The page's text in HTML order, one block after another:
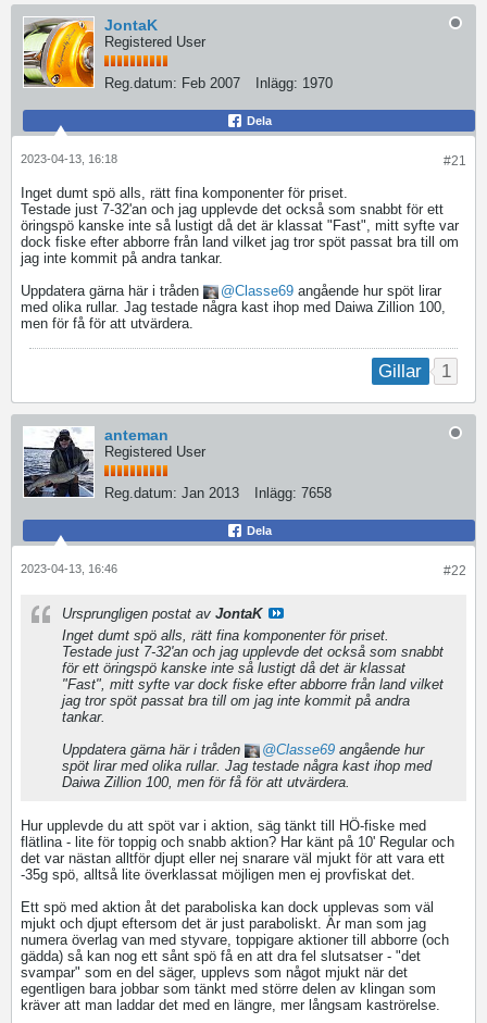
JontaK
Registered User
Reg.datum: Feb 2007 Inlägg: 1970
Dela
#21
2023-04-13, 16:18
Inget dumt spö alls, rätt fina komponenter för priset.
Testade just 7-32'an och jag upplevde det också som snabbt för ett
öringspö kanske inte så lustigt då det är klassat "Fast", mitt syfte var
dock fiske efter abborre från land vilket jag tror spöt passat bra till om
jag inte kommit på andra tankar.
Uppdatera gärna här i tråden
Classe69 angående hur spöt lirar
med olika rullar. Jag testade några kast ihop med Daiwa Zillion 100,
men för få för att utvärdera.
Gillar 1
anteman
Registered User
Reg.datum: Jan 2013 Inlägg: 7658
Dela
#22
2023-04-13, 16:46
Ursprungligen postat av JontaK
Inget dumt spö alls, rätt fina komponenter för priset.
Testade just 7-32'an och jag upplevde det också som snabbt
för ett öringspö kanske inte så lustigt då det är klassat
"Fast", mitt syfte var dock fiske efter abborre från land vilket
jag tror spöt passat bra till om jag inte kommit på andra
tankar.
Uppdatera gärna här i tråden
Classe69 angående hur
spöt lirar med olika rullar. Jag testade några kast ihop med
Daiwa Zillion 100, men för få för att utvärdera.
Hur upplevde du att spöt var i aktion, säg tänkt till HÖ-fiske med
flätlina - lite för toppig och snabb aktion? Har känt på 10' Regular och
det var nästan alltför djupt eller nej snarare väl mjukt för att vara ett
-35g spö, alltså lite överklassat möjligen men ej provfiskat det.
Ett spö med aktion åt det paraboliska kan dock upplevas som väl
mjukt och djupt eftersom det är just paraboliskt. Är man som jag
numera överlag van med styvare, toppigare aktioner till abborre (och
gädda) så kan nog ett sånt spö få en att dra fel slutsatser - "det
svampar" som en del säger, upplevs som något mjukt när det
egentligen bara jobbar som tänkt med större delen av klingan som
kräver att man laddar det med en längre, mer långsam kaströrelse.